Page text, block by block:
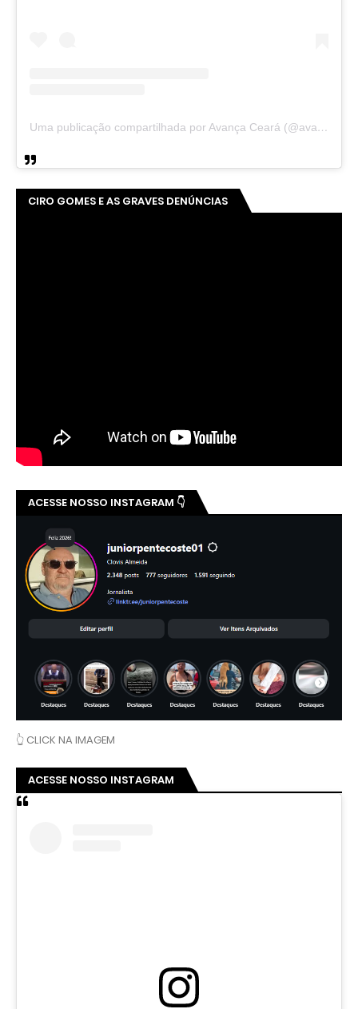
Uma publicação compartilhada por Avança Ceará (@avancaceara)
CIRO GOMES E AS GRAVES DENÚNCIAS
ACESSE NOSSO INSTAGRAM 👇
👆 CLICK NA IMAGEM
ACESSE NOSSO INSTAGRAM